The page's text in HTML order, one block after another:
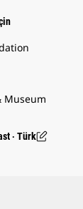
Museum
‧ Türk